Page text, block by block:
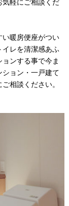
気軽にご相談くだ
い暖房便座がつい
イレを清潔感あふ
ンする事で今ま
ョン・一戸建て
相談ください。